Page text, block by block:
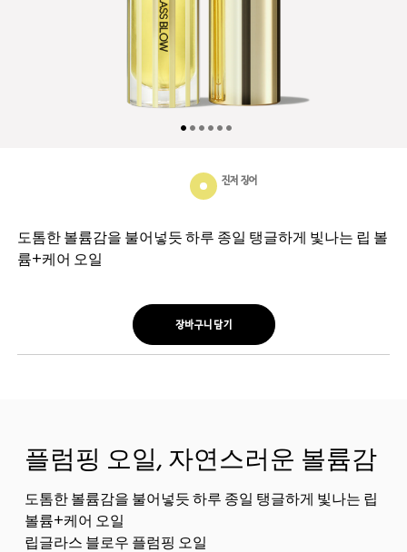
도톰한 볼륨감을 불어넣듯 하루 종일 탱글하게 빛나는 립 볼
륨+케어 오일
진저 징어
장바구니 담기
플럼핑 오일, 자연스러운 볼륨감
도톰한 볼륨감을 불어넣듯 하루 종일 탱글하게 빛나는 립
볼륨+케어 오일
립글라스 블로우 플럼핑 오일